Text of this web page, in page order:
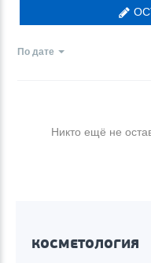
По дате
Никто ещё не
КОСМЕТОЛОГИЯ